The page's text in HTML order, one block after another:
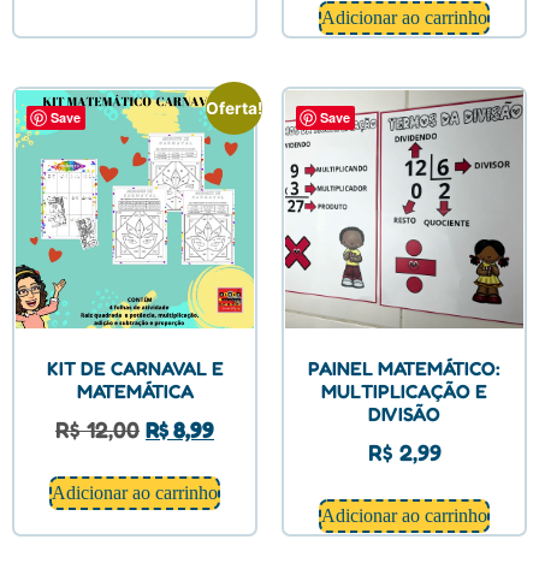
Adicionar ao carrinho
Save Oferta!
KIT DE CARNAVAL E
MATEMÁTICA
R$12,00 R$8,99
Adicionar ao carrinho
Save
PAINEL MATEMÁTICO:
MULTIPLICAÇÃO E
DIVISÃO
R$ 2,99
Adicionar ao carrinho